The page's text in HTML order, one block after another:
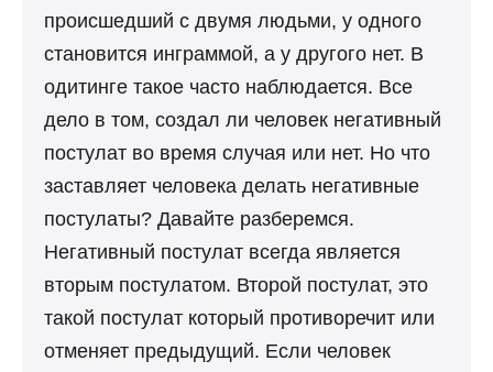
происшедший с двумя людьми, у одного
становится инграммой, а у другого нет. В
одитинге такое часто наблюдается. Все
дело в том, создал ли человек негативный
постулат во время случая или нет. Но что
заставляет человека делать негативные
постулаты? Давайте разберемся.
Негативный постулат всегда является
вторым постулатом. Второй постулат, это
такой постулат который противоречит или
отменяет предыдущий. Если человек